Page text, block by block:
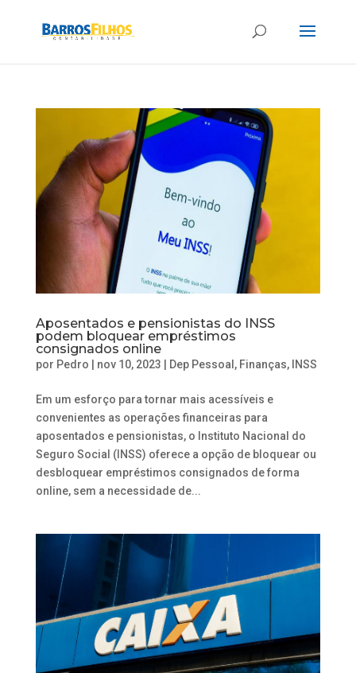
Aposentados e pensionistas do INSS
podem bloquear empréstimos
consignados online
por Pedro nov 10, 2023 Dep Pessoal , Finanças, INSS
Em um esforço para tornar mais acessíveis e
convenientes as operações financeiras para
aposentados e pensionistas, o Instituto Nacional do
Seguro Social (INSS) oferece a opção de bloquear ou
desbloquear empréstimos consignados de forma
online, sem a necessidade de...